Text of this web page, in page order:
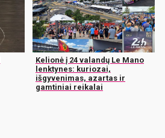
Kelionė į 24 valandų Le Mano
lenktynes: kuriozai,
išgyvenimas, azartas ir
gamtiniai reikalai